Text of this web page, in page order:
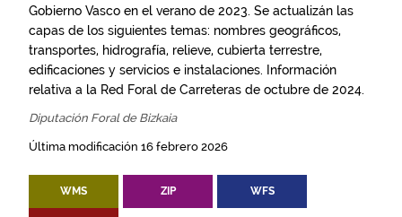
Gobierno Vasco en el verano de 2023. Se actualizán las
capas de los siguientes temas: nombres geográficos,
transportes, hidrografía, relieve, cubierta terrestre,
edificaciones y servicios e instalaciones. Información
relativa a la Red Foral de Carreteras de octubre de 2024.
Diputación Foral de Bizkaia
Última modificación 16 febrero 2026
WMS ZIP WFS